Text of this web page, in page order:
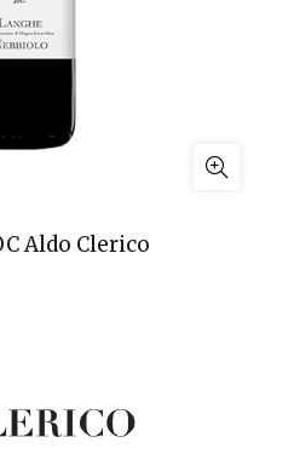
Aldo Clerico